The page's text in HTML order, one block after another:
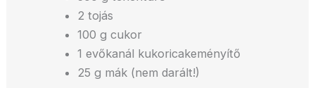
2 tojás
100 g cukor
1 evőkanál kukoricakeményítő
25 g mák (nem darált!)